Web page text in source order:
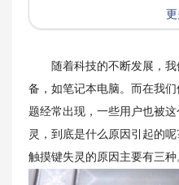
随着科技的不断发展，我
备，如笔记本电脑。而在我
题经常出现，一些用户也被
灵，到底是什么原因引起的
触摸键失灵的原因主要有三种